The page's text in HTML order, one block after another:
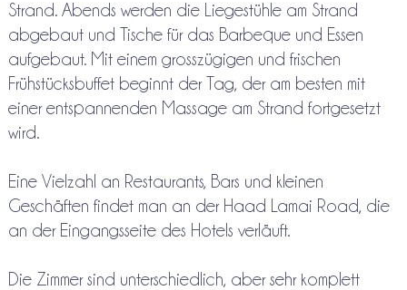
Strand. Abends werden die Liegestühle am Strand
abgebaut und Tische für das Barbeque und Essen
aufgebaut. Mit einem grosszügigen und frischen
Frühstücksbuffet beginnt der Tag, der am besten mit
einer entspannenden Massage am Strand fortgesetzt
wird.
Eine Vielzahl an Restaurants, Bars und kleinen
Geschäften findet man an der Haad Lamai Road, die
an der Eingangsseite des Hotels verläuft.
Die Zimmer sind unterschiedlich, aber sehr komplett